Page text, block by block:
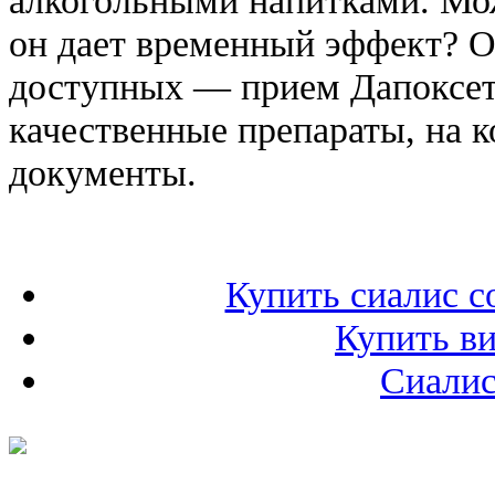
он дает временный эффект?
доступных — прием
качественные препараты, на
документы.
Купить сиалис
Купить